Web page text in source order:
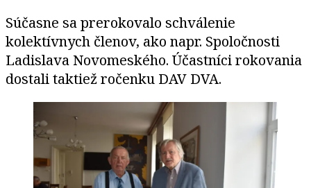
Súčasne sa prerokovalo schválenie
kolektívnych členov, ako napr. Spoločnosti
Ladislava Novomeského. Účastníci rokovania
dostali taktiež ročenku DAV DVA.